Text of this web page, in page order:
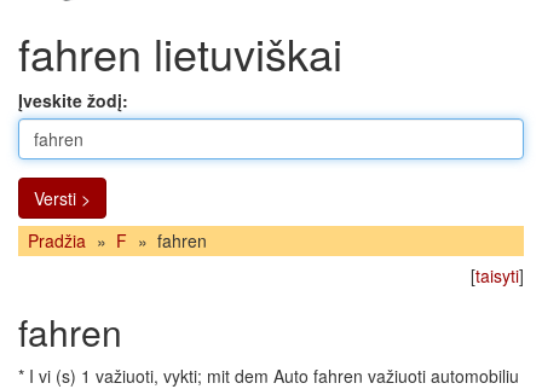
fahren lietuviškai
Įveskite žodį:
Versti >
Pradžia » F » fahren
[taisyti]
fahren
* I vi (s) 1 važiuoti, vykti; mit dem Auto fahren važiuoti automobiliu